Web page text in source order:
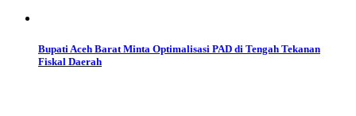
Bupati Aceh Barat Minta Optimalisasi PAD di Tengah Tekanan
Fiskal Daerah